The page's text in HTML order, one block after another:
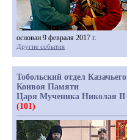
основан 9 февраля 2017 г.
Другие события
Тобольский отдел Казачьего
Конвоя Памяти
Царя Мученика Николая II
(101)